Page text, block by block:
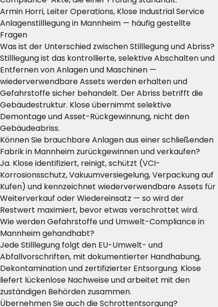
Armin Horri, Leiter Operations, Klose Industrial Service
Anlagenstilllegung in Mannheim — häufig gestellte
Fragen
Was ist der Unterschied zwischen Stilllegung und Abriss?
Stilllegung ist das kontrollierte, selektive Abschalten und
Entfernen von Anlagen und Maschinen —
wiederverwendbare Assets werden erhalten und
Gefahrstoffe sicher behandelt. Der Abriss betrifft die
Gebäudestruktur. Klose übernimmt selektive
Demontage und Asset-Rückgewinnung, nicht den
Gebäudeabriss.
Können Sie brauchbare Anlagen aus einer schließenden
Fabrik in Mannheim zurückgewinnen und verkaufen?
Ja. Klose identifiziert, reinigt, schützt (VCI-
Korrosionsschutz, Vakuumversiegelung, Verpackung auf
Kufen) und kennzeichnet wiederverwendbare Assets für
Weiterverkauf oder Wiedereinsatz — so wird der
Restwert maximiert, bevor etwas verschrottet wird.
Wie werden Gefahrstoffe und Umwelt-Compliance in
Mannheim gehandhabt?
Jede Stilllegung folgt den EU-Umwelt- und
Abfallvorschriften, mit dokumentierter Handhabung,
Dekontamination und zertifizierter Entsorgung. Klose
liefert lückenlose Nachweise und arbeitet mit den
zuständigen Behörden zusammen.
Übernehmen Sie auch die Schrottentsorgung?